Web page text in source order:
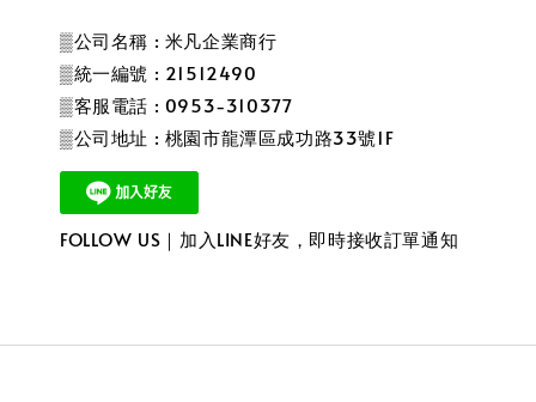
▒公司名稱 : 米凡企業商行
▒統一編號 : 21512490
▒客服電話 : 0953-310377
▒公司地址 : 桃園市龍潭區成功路33號1F
FOLLOW US｜加入LINE好友，即時接收訂單通知